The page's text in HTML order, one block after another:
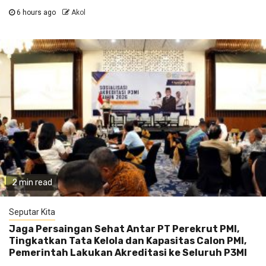
6 hours ago Akol
2 min read
Seputar Kita
Jaga Persaingan Sehat Antar PT Perekrut PMI,
Tingkatkan Tata Kelola dan Kapasitas Calon PMI,
Pemerintah Lakukan Akreditasi ke Seluruh P3MI